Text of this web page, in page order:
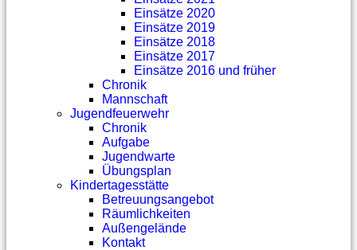
Einsätze 2020
Einsätze 2019
Einsätze 2018
Einsätze 2017
Einsätze 2016 und früher
Chronik
Mannschaft
Jugendfeuerwehr
Chronik
Aufgabe
Jugendwarte
Übungsplan
Kindertagesstätte
Betreuungsangebot
Räumlichkeiten
Außengelände
Kontakt